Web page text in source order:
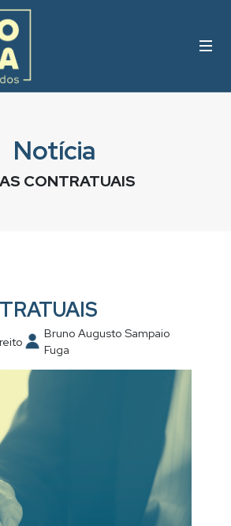
Notícia
CONTRATUAIS
Bruno Augusto Sampaio
Fuga